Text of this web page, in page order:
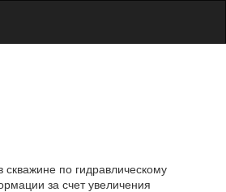
по гидравлическому
за счет увеличения